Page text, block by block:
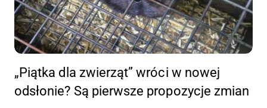
„Piątka dla zwierząt” wróci w nowej
odsłonie? Są pierwsze propozycje zmian